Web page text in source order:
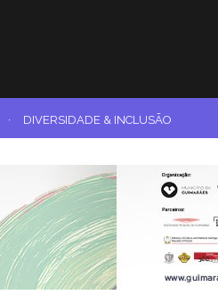
· DIVERSIDADE & INCLUSÃO